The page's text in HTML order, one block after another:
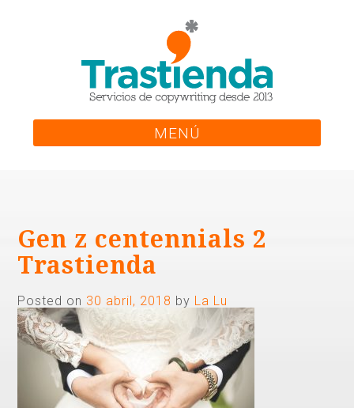
MENÚ
Gen z centennials 2
Trastienda
Posted on 30 abril, 2018 by La Lu